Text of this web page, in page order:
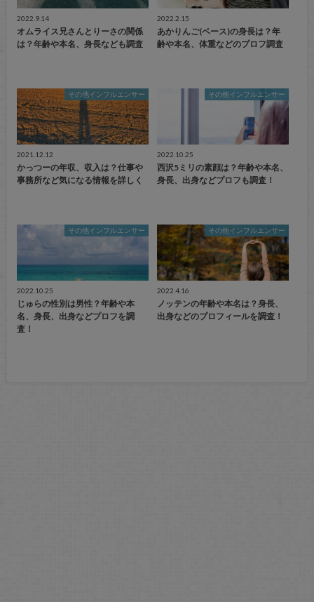
2022.9.14
オムライス兄さんとりーさの関係
は？年齢や本名、身長なども調査
2022.2.15
あかりんご(ベース)の身長は？年
齢や本名、体重などのプロフ調査
その他インフルエンサー
2021.12.12
かっつーの年収、収入は？仕事や
事務所など気になる情報を詳しく
その他インフルエンサー
2022.10.25
西沢5ミリの素顔は？年齢や本名、
身長、出身などプロフも調査！
その他インフルエンサー
2022.10.25
じゅらの性別は男性？年齢や本
名、身長、出身などプロフを調
査！
その他インフルエンサー
2022.4.16
ノッテンの年齢や本名は？身長、
出身などのプロフィールを調査！